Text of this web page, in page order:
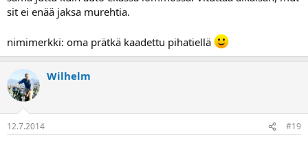
sit ei enää jaksa murehtia.
nimimerkki: oma prätkä kaadettu pihatiellä
Wilhelm
12.7.2014 #19